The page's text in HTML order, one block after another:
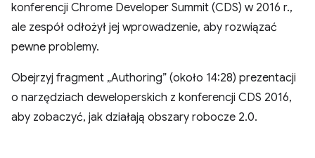
konferencji Chrome Developer Summit (CDS) w 2016 r.,
ale zespół odłożył jej wprowadzenie, aby rozwiązać
pewne problemy.
Obejrzyj fragment „Authoring” (około 14:28) prezentacji
o narzędziach deweloperskich z konferencji CDS 2016,
aby zobaczyć, jak działają obszary robocze 2.0.